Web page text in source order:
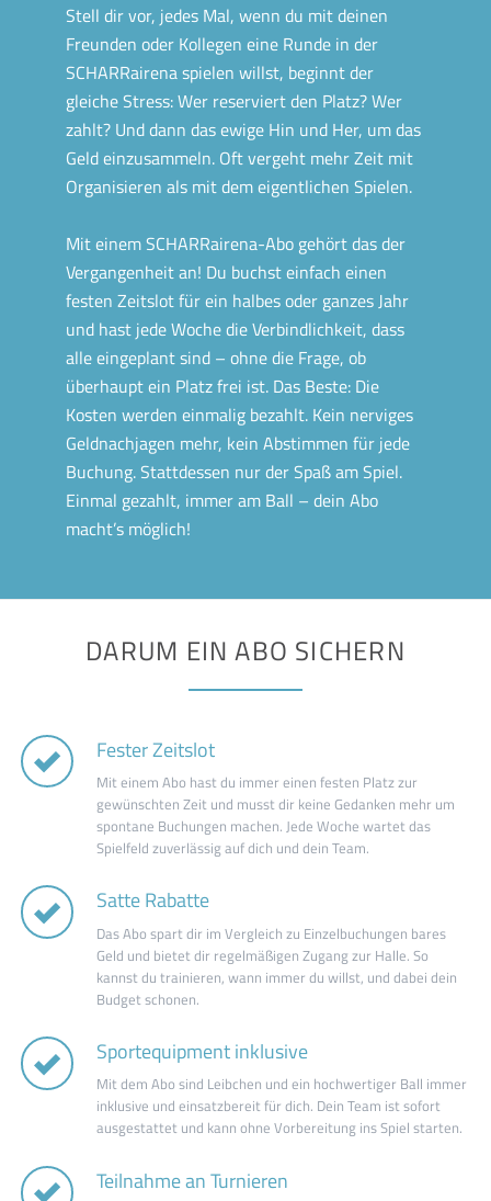
Stell dir vor, jedes Mal, wenn du mit deinen
Freunden oder Kollegen eine Runde in der
SCHARRairena spielen willst, beginnt der
gleiche Stress: Wer reserviert den Platz? Wer
zahlt? Und dann das ewige Hin und Her, um das
Geld einzusammeln. Oft vergeht mehr Zeit mit
Organisieren als mit dem eigentlichen Spielen.
Mit einem SCHARRairena-Abo gehört das der
Vergangenheit an! Du buchst einfach einen
festen Zeitslot für ein halbes oder ganzes Jahr
und hast jede Woche die Verbindlichkeit, dass
alle eingeplant sind – ohne die Frage, ob
überhaupt ein Platz frei ist. Das Beste: Die
Kosten werden einmalig bezahlt. Kein nerviges
Geldnachjagen mehr, kein Abstimmen für jede
Buchung. Stattdessen nur der Spaß am Spiel.
Einmal gezahlt, immer am Ball – dein Abo
macht’s möglich!
DARUM EIN ABO SICHERN
Fester Zeitslot
Mit einem Abo hast du immer einen festen Platz zur
gewünschten Zeit und musst dir keine Gedanken mehr um
spontane Buchungen machen. Jede Woche wartet das
Spielfeld zuverlässig auf dich und dein Team.
Satte Rabatte
Das Abo spart dir im Vergleich zu Einzelbuchungen bares
Geld und bietet dir regelmäßigen Zugang zur Halle. So
kannst du trainieren, wann immer du willst, und dabei dein
Budget schonen.
Sportequipment inklusive
Mit dem Abo sind Leibchen und ein hochwertiger Ball immer
inklusive und einsatzbereit für dich. Dein Team ist sofort
ausgestattet und kann ohne Vorbereitung ins Spiel starten.
Teilnahme an Turnieren